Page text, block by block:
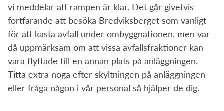
vi meddelar att rampen är klar. Det går givetvis
fortfarande att besöka Bredviksberget som vanligt
för att kasta avfall under ombyggnationen, men var
då uppmärksam om att vissa avfallsfraktioner kan
vara flyttade till en annan plats på anläggningen.
Titta extra noga efter skyltningen på anläggningen
eller fråga någon i vår personal så hjälper de dig.